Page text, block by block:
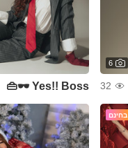
6
32
Yes!! Boss 🕶👜
בחינם